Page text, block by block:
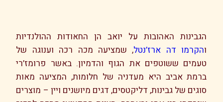
הגבינות האהובות על יואב הן החאודות ההולנדיות
והקרמו דה ארז’נטל, שמציעה מכה רכה וענוגה של
טעמים ששוטפים את הגוף והדמיון. באשר פרומז’רי
ברמת אביב היא מעדניה של חלומות, המציעה מאות
סוגים של גבינות, דליקטסים, דגים מיושנים ויין – מוצרים